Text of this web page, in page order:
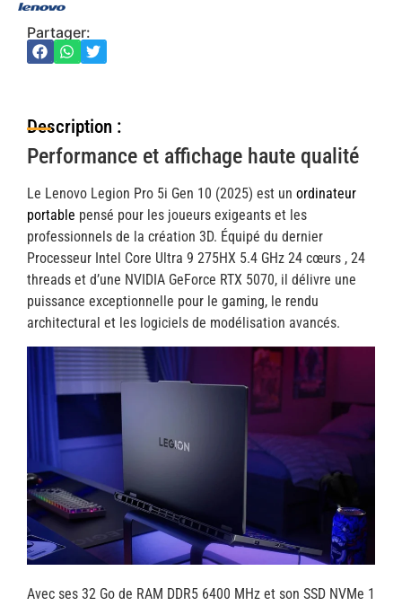
Partager:
Description :
Performance et affichage haute qualité
Le Lenovo Legion Pro 5i Gen 10 (2025) est un ordinateur
portable pensé pour les joueurs exigeants et les
professionnels de la création 3D. Équipé du dernier
Processeur Intel Core Ultra 9 275HX 5.4 GHz 24 cœurs , 24
threads et d’une NVIDIA GeForce RTX 5070, il délivre une
puissance exceptionnelle pour le gaming, le rendu
architectural et les logiciels de modélisation avancés.
Avec ses 32 Go de RAM DDR5 6400 MHz et son SSD NVMe 1